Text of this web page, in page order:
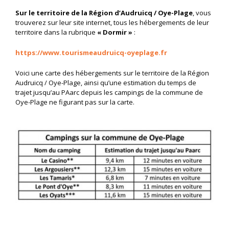
Sur le territoire de la Région d’Audruicq / Oye-Plage, vous
trouverez sur leur site internet, tous les hébergements de leur
territoire dans la rubrique « Dormir » :
https://www.tourismeaudruicq-oyeplage.fr
Voici une carte des hébergements sur le territoire de la Région
Audruicq / Oye-Plage, ainsi qu’une estimation du temps de
trajet jusqu’au PAarc depuis les campings de la commune de
Oye-Plage ne figurant pas sur la carte.